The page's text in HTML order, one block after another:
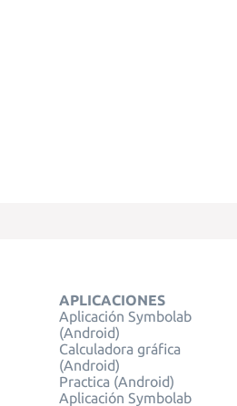
APLICACIONES
Aplicación Symbolab
(Android)
Calculadora gráfica
(Android)
Practica (Android)
Aplicación Symbolab